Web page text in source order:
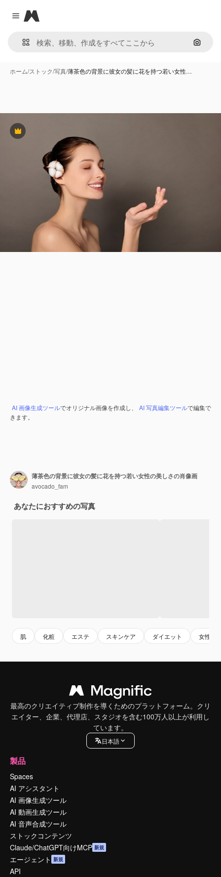
Close menu
Magnific
画像で
ホーム/ストック/写真/薄茶色の背景に彼女の髪に花を持つ若い女性…
Premium
AI 画像生成ツールでオリジナル画像を作成し、 AI 写真編集ツールで編集で
きます。
薄茶色の背景に彼女の髪に花を持つ若い女性の美しさの肖像画
avocado_fam
あなたにおすすめの写真
肌 化粧 エステ スキンケア ダイエット 女性
最高のクリエイティブ制作を導くためのプラットフォーム。クリ
エイター、企業、代理店、スタジオを含む100万人以上が利用し
ています。
日本語
製品
Spaces
AI アシスタント
AI 画像生成ツール
AI 動画生成ツール
AI 音声合成ツール
ストックコンテンツ
Claude/ChatGPT向けMCP 新規
エージェント 新規
API